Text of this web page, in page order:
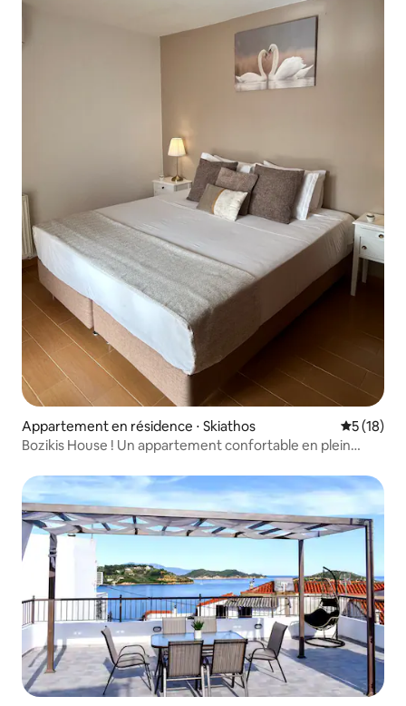
Appartement en résidence ⋅ Skiathos
5 (18)
Bozikis House ! Un appartement confortable en plein